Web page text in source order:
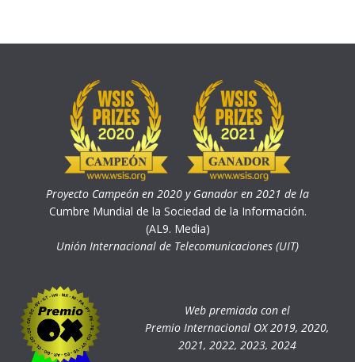
Proyecto Campeón en 2020 y Ganador en 2021 de la
Cumbre Mundial de la Sociedad de la Información.
(AL9. Media)
Unión Internacional de Telecomunicaciones (UIT)
Web premiada con el
Premio Internacional OX 2019, 2020,
2021, 2022, 2023, 2024